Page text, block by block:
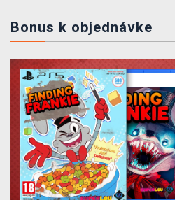
Bonus k objednávke